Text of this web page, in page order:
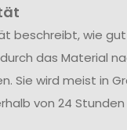
beschreibt, wie
das Material
Sie wird meist in
von 24